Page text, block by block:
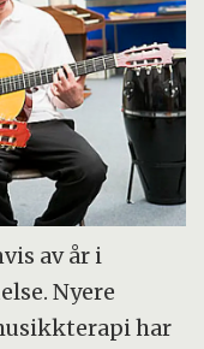
av år i
Nyere
har